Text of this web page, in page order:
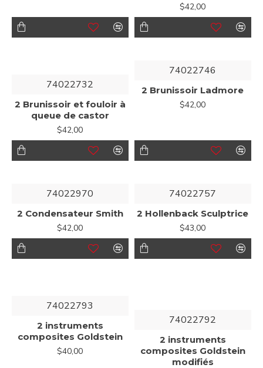
$42,00
74022732
2 Brunissoir et fouloir à
queue de castor
$42,00
74022746
2 Brunissoir Ladmore
$42,00
74022970
2 Condensateur Smith
$42,00
74022757
2 Hollenback Sculptrice
$43,00
74022793
2 instruments
composites Goldstein
$40,00
74022792
2 instruments
composites Goldstein
modifiés